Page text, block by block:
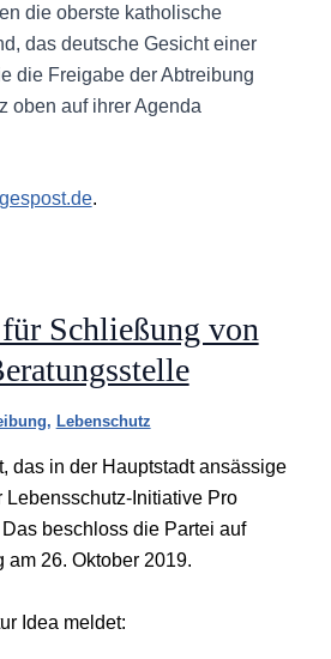
die oberste katholische
das deutsche Gesicht einer
die Freigabe der Abtreibung
oben auf ihrer Agenda
.
Schließung von
, Lebenschutz
das in der Hauptstadt ansässige
Lebensschutz-Initiative Pro
beschloss die Partei auf
am 26. Oktober 2019.
Idea meldet: